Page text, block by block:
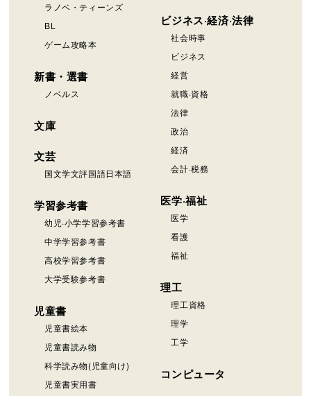
ラノベ・ティーンズ
BL
ゲーム攻略本
新書・選書
ノベルス
文庫
文芸
国文学文評国語日本語
学習参考書
幼児·小学学習参考書
中学学習参考書
高校学習参考書
大学受験参考書
児童書
児童書絵本
児童書読み物
科学読み物(児童向け)
児童書実用書
ビジネス·経済·法律
社会時事
ビジネス
経営
就職·資格
法律
政治
経済
会計·税務
医学·福祉
医学
看護
福祉
理工
理工資格
理学
工学
コンピュータ